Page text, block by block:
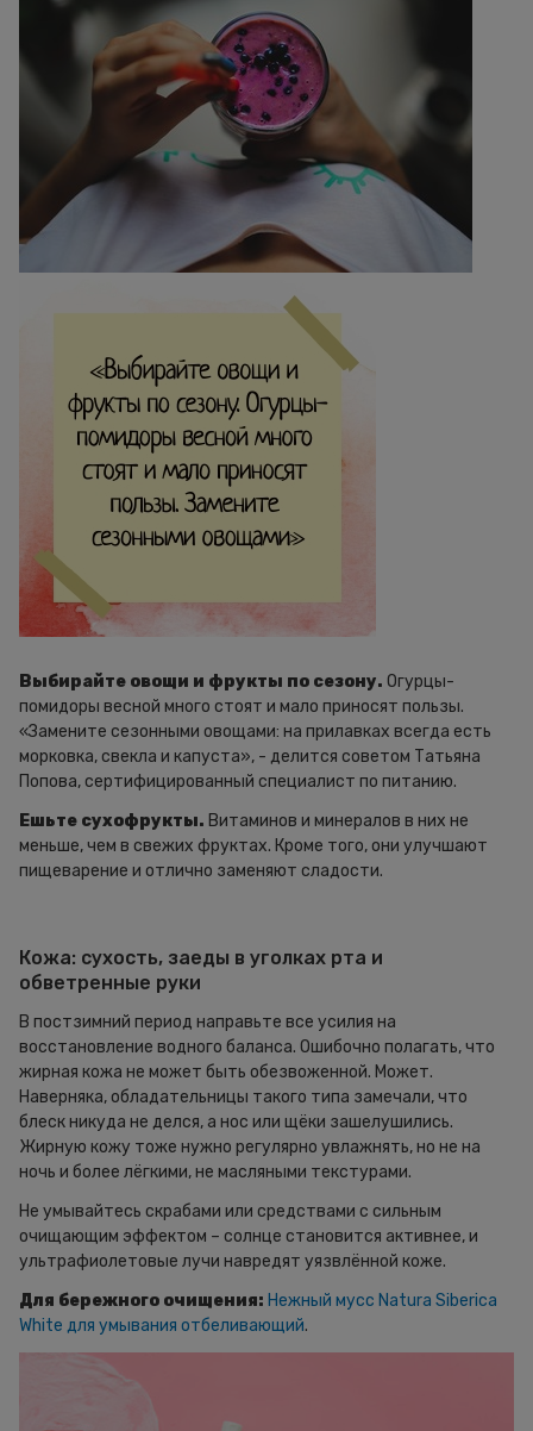
Выбирайте овощи и фрукты по сезону. Огурцы-
помидоры весной много стоят и мало приносят пользы.
«Замените сезонными овощами: на прилавках всегда есть
морковка, свекла и капуста», - делится советом Татьяна
Попова, сертифицированный специалист по питанию.
Ешьте сухофрукты. Витаминов и минералов в них не
меньше, чем в свежих фруктах. Кроме того, они улучшают
пищеварение и отлично заменяют сладости.
Кожа: сухость, заеды в уголках рта и
обветренные руки
В постзимний период направьте все усилия на
восстановление водного баланса. Ошибочно полагать, что
жирная кожа не может быть обезвоженной. Может.
Наверняка, обладательницы такого типа замечали, что
блеск никуда не делся, а нос или щёки зашелушились.
Жирную кожу тоже нужно регулярно увлажнять, но не на
ночь и более лёгкими, не масляными текстурами.
Не умывайтесь скрабами или средствами с сильным
очищающим эффектом – солнце становится активнее, и
ультрафиолетовые лучи навредят уязвлённой коже.
Для бережного очищения: Нежный мусс Natura Siberica
White для умывания отбеливающий.